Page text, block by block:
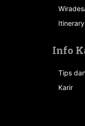
Itinerary
Info
Tips
Karir